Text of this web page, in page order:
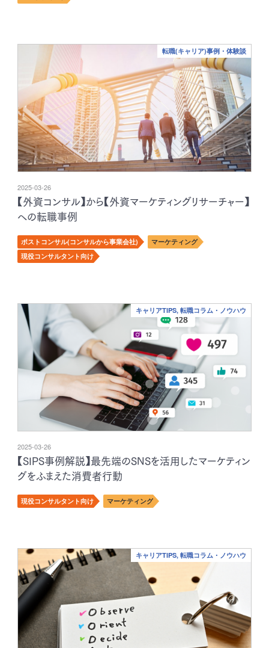
転職(キャリア)事例・体験談
2025-03-26
【外資コンサル】から【外資マーケティングリサーチャー】
への転職事例
ポストコンサル(コンサルから事業会社)
マーケティング
現役コンサルタント向け
キャリアTIPS, 転職コラム・ノウハウ
2025-03-26
【SIPS事例解説】最先端のSNSを活用したマーケティン
グをふまえた消費者行動
現役コンサルタント向け マーケティング
キャリアTIPS, 転職コラム・ノウハウ